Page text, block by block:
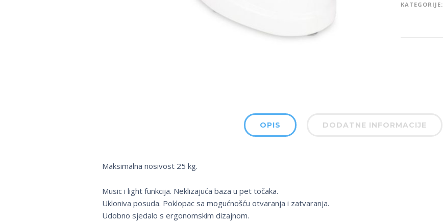
KATEGORIJE:
OPIS DODATNE INFORMACIJE
Maksimalna nosivost 25 kg.
Music i light funkcija. Neklizajuća baza u pet točaka.
Ukloniva posuda. Poklopac sa mogućnošću otvaranja i zatvaranja.
Udobno sjedalo s ergonomskim dizajnom.